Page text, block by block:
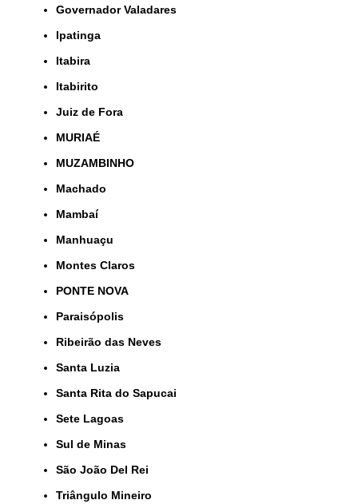
Governador Valadares
Ipatinga
Itabira
Itabirito
Juiz de Fora
MURIAÉ
MUZAMBINHO
Machado
Mambaí
Manhuaçu
Montes Claros
PONTE NOVA
Paraisópolis
Ribeirão das Neves
Santa Luzia
Santa Rita do Sapucai
Sete Lagoas
Sul de Minas
São João Del Rei
Triângulo Mineiro